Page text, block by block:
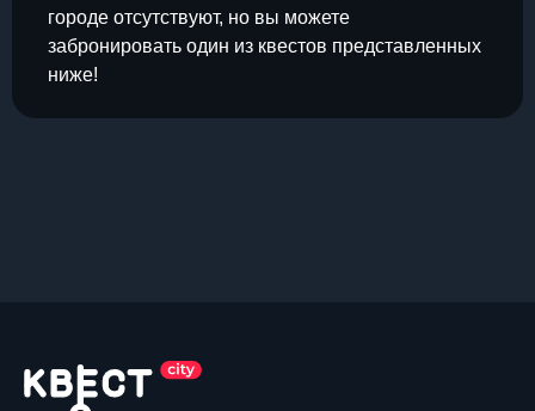
городе отсутствуют, но вы можете
забронировать один из квестов представленных
ниже!